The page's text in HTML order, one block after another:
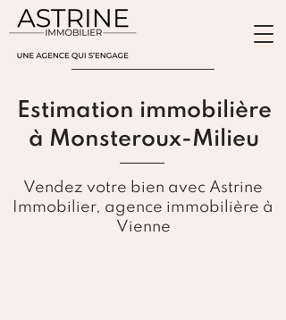
Estimation immobilière
à Monsteroux-Milieu
Vendez votre bien avec Astrine
Immobilier, agence immobilière à
Vienne